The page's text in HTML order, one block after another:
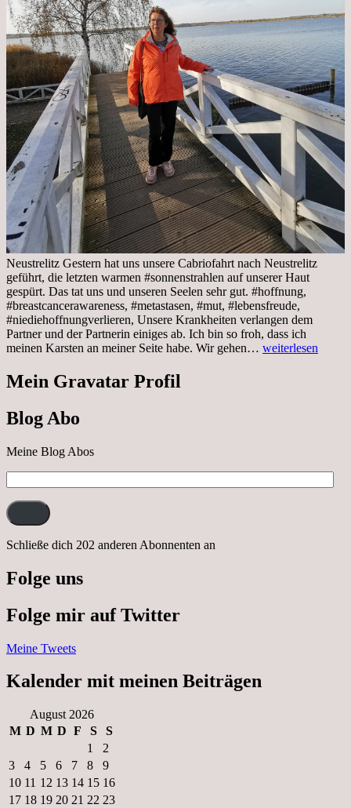
Neustrelitz Gestern hat uns unsere Cabriofahrt nach Neustrelitz
geführt, die letzten warmen #sonnenstrahlen auf unserer Haut
gespürt. Das tat uns und unseren Seelen sehr gut. #hoffnung,
#breastcancerawareness, #metastasen, #mut, #lebensfreude,
#niediehoffnungverlieren, Unsere Krankheiten verlangen dem
Partner und der Partnerin einiges ab. Ich bin so froh, dass ich
meinen Karsten an meiner Seite habe. Wir gehen… Sonnabend,
weiterlesen
Mein Gravatar Profil
Blog Abo
Meine Blog Abos
Mail-
Adresse:
Schließe dich 202 anderen Abonnenten an
Folge uns
Folge mir auf Twitter
Meine Tweets
Kalender mit meinen Beiträgen
August 2026
M D M D F S
S
1
2
3
4 5 6 7 8
9
10 11 12 13 14 15 16
17 18 19 20 21 22 23